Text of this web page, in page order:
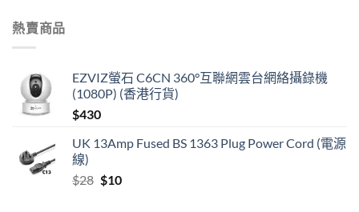
熱賣商品
EZVIZ螢石 C6CN 360°互聯網雲台網絡攝錄機
(1080P) (香港行貨)
$430
UK 13Amp Fused BS 1363 Plug Power Cord (電源
線)
$28 Original
$10Current